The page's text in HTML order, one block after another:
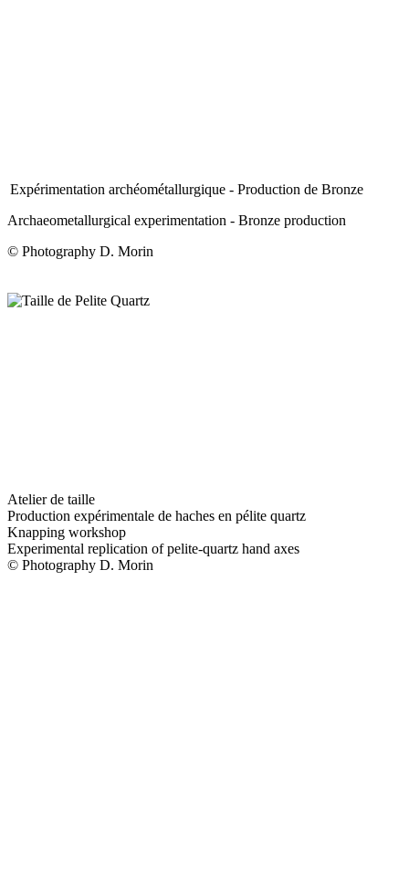
Expérimentation archéométallurgique - Production de Bronze
Archaeometallurgical experimentation - Bronze production
© Photography D. Morin
Atelier de taille
Production expérimentale de haches en pélite quartz
Knapping workshop
Experimental replication of pelite-quartz hand axes
© Photography D. Morin